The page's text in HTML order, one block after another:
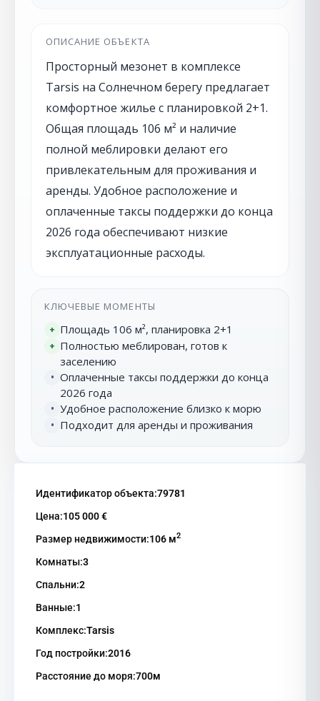
ОПИСАНИЕ ОБЪЕКТА
Просторный мезонет в комплексе
Tarsis на Солнечном берегу предлагает
комфортное жилье с планировкой 2+1.
Общая площадь 106 м² и наличие
полной меблировки делают его
привлекательным для проживания и
аренды. Удобное расположение и
оплаченные таксы поддержки до конца
2026 года обеспечивают низкие
эксплуатационные расходы.
КЛЮЧЕВЫЕ МОМЕНТЫ
+ Площадь 106 м², планировка 2+1
+ Полностью меблирован, готов к
заселению
• Оплаченные таксы поддержки до конца
2026 года
• Удобное расположение близко к морю
• Подходит для аренды и проживания
Идентификатор объекта:79781
Цена:105 000 €
Размер недвижимости:106 м2
Комнаты:3
Спальни:2
Ванные:1
Комплекс:Tarsis
Год постройки:2016
Расстояние до моря:700м